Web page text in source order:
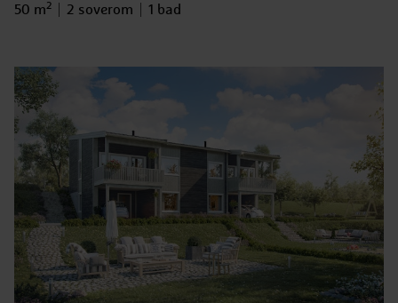
Bruksareal
50 m2 Antall soverom
2 soverom Antall bad
1 bad